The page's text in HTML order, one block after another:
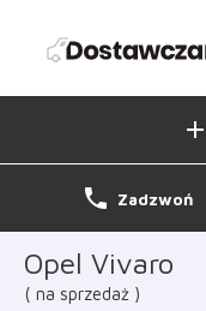
add
Opel Vivaro
na sprzedaż
phone Zadzwoń